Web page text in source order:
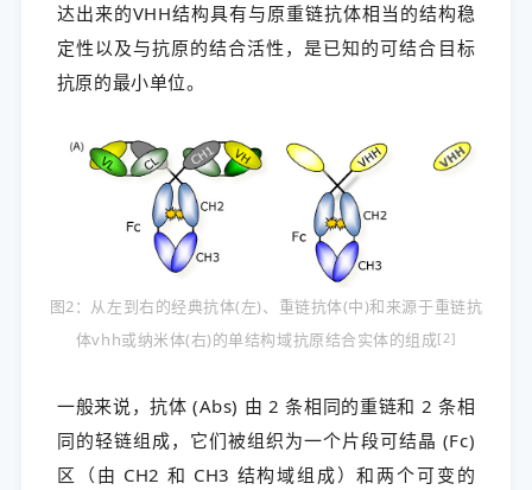
达出来的VHH结构具有与原重链抗体相当的结构稳
定性以及与抗原的结合活性，是已知的可结合目标
抗原的最小单位。
图2：从左到右的经典抗体(左)、重链抗体(中)和来源于重链抗
体vhh或纳米体(右)的单结构域抗原结合实体的组成[2]
一般来说，抗体 (Abs) 由 2 条相同的重链和 2 条相
同的轻链组成，它们被组织为一个片段可结晶 (Fc)
区（由 CH2 和 CH3 结构域组成）和两个可变的